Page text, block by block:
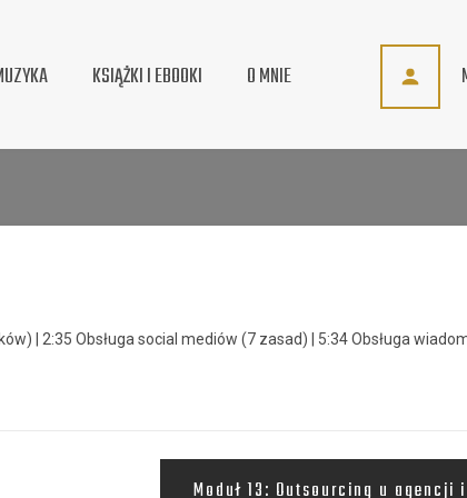
KSIĄŻKI I EBOOKI O MNIE
| 2:35 Obsługa social mediów (7 zasad) | 5:34 Obsługa
Moduł 13: Outsourcing u agencji